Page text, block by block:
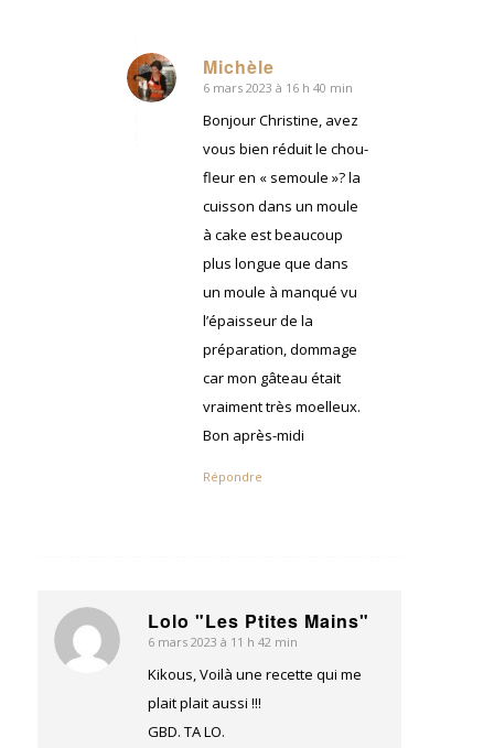
Michèle
dit
6 mars 2023 à 16 h 40 min
Bonjour Christine, avez
vous bien réduit le chou-
fleur en « semoule »? la
cuisson dans un moule
à cake est beaucoup
plus longue que dans
un moule à manqué vu
l’épaisseur de la
préparation, dommage
car mon gâteau était
vraiment très moelleux.
Bon après-midi
Répondre
Lolo "Les Ptites Mains"
dit
:
6 mars 2023 à 11 h 42 min
Kikous, Voilà une recette qui me
plait plait aussi !!!
GBD. TA LO.